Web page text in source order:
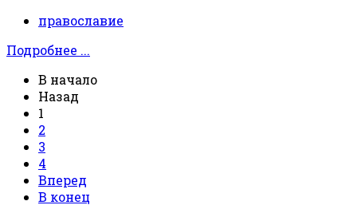
православие
Подробнее ...
В начало
Назад
1
2
3
4
Вперед
В конец